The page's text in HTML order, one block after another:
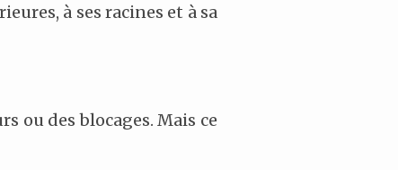
à ses racines et à sa
ou des blocages. Mais ce